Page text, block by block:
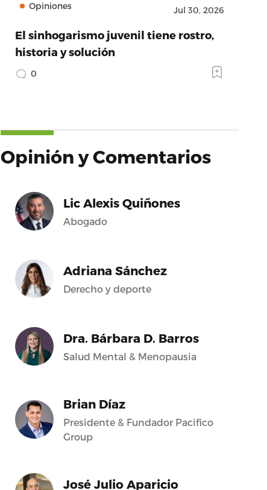
Opiniones Jul 30, 2026
El sinhogarismo juvenil tiene rostro,
historia y solución
0
Opinión y Comentarios
Lic Alexis Quiñones
Abogado
Adriana Sánchez
Derecho y deporte
Dra. Bárbara D. Barros
Salud Mental & Menopausia
Brian Díaz
Presidente & Fundador Pacifico
Group
José Julio Aparicio